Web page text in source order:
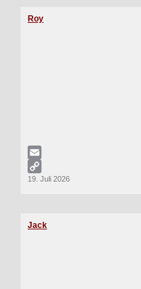
Roy
WhatsApp
Email
Copy
19. Juli 2026
Jack